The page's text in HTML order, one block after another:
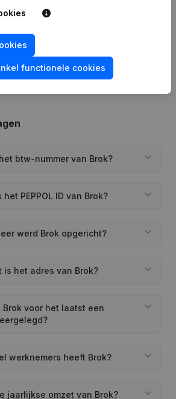
Rubriek Oprichting (Nieuwe
Rechtspersoon, Opening Bijkantoor,
enz...)
btw-nummer van Brok?
het PEPPOL ID van Brok?
werd Brok opgericht?
is het adres van Brok?
Brok voor het laatst een
werknemers heeft Brok?
jaarlijkse omzet van Brok?
functionele cookies